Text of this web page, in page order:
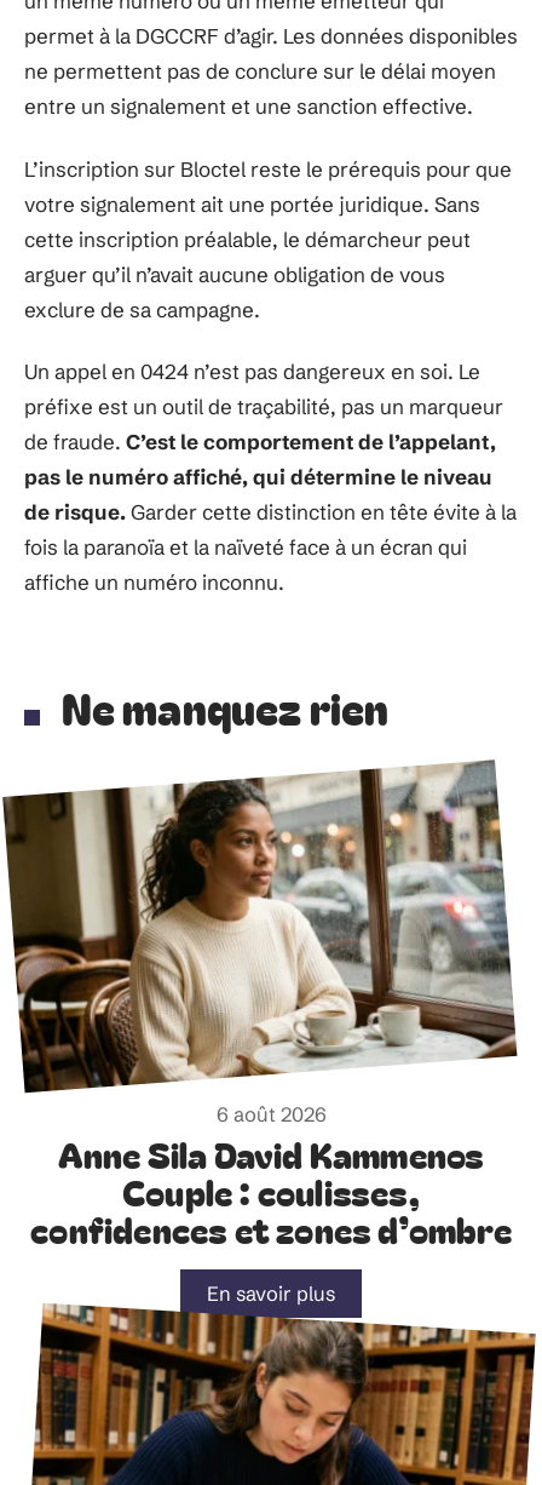
permet à la DGCCRF d’agir. Les données disponibles
ne permettent pas de conclure sur le délai moyen
entre un signalement et une sanction effective.
L’inscription sur Bloctel reste le prérequis pour que
votre signalement ait une portée juridique. Sans
cette inscription préalable, le démarcheur peut
arguer qu’il n’avait aucune obligation de vous
exclure de sa campagne.
Un appel en 0424 n’est pas dangereux en soi. Le
préfixe est un outil de traçabilité, pas un marqueur
de fraude. C’est le comportement de l’appelant,
pas le numéro affiché, qui détermine le niveau
de risque.Garder cette distinction en tête évite à la
fois la paranoïa et la naïveté face à un écran qui
affiche un numéro inconnu.
Ne manquez rien
6 août 2026
Anne Sila David Kammenos
Couple : coulisses,
confidences et zones d’ombre
En savoir plus